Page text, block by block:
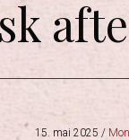
15. mai 2025 /